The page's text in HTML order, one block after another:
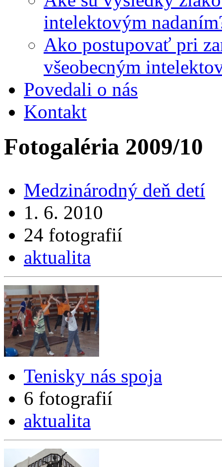
intelektovým
Ako postupovať pri
všeobecným
Povedali o nás
Kontakt
Fotogaléria 2009/10
Medzinárodný deň detí
1. 6. 2010
24 fotografií
aktualita
Tenisky nás spoja
6 fotografií
aktualita